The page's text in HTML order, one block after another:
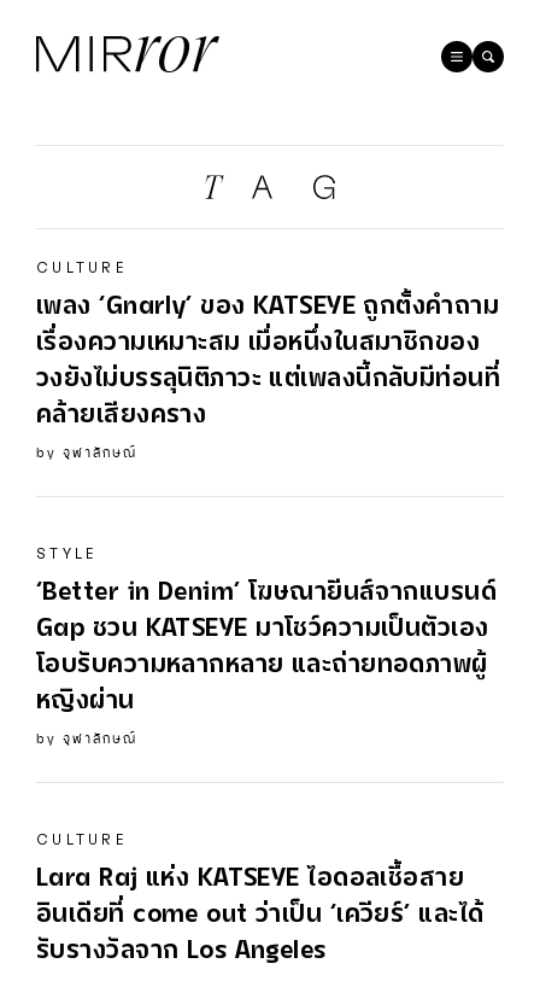
CULTURE
เพลง ‘Gnarly’ ของ KATSEYE ถูกตั้งคำถาม
เรื่องความเหมาะสม เมื่อหนึ่งในสมาชิกของ
วงยังไม่บรรลุนิติภาวะ แต่เพลงนี้กลับมีท่อนที่
คล้ายเสียงคราง
by จุฬาลักษณ์
STYLE
‘Better in Denim’ โฆษณายีนส์จากแบรนด์
Gap ชวน
KATSEYE มาโชว์ความเป็นตัวเอง
โอบรับความหลากหลาย และถ่ายทอดภาพผู้
หญิงผ่าน
by จุฬาลักษณ์
CULTURE
Lara Raj แห่ง KATSEYE ไอดอลเชื้อสาย
อินเดียที่ come out ว่าเป็น ‘เควียร์’ และได้
รับรางวัลจาก Los Angeles